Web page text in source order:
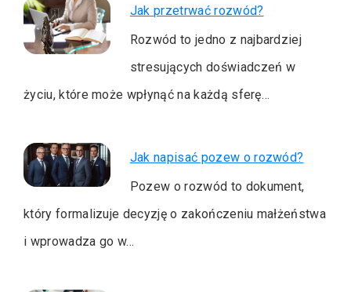
Jak przetrwać rozwód?
Rozwód to jedno z najbardziej
stresujących doświadczeń w
życiu, które może wpłynąć na każdą sferę…
Jak napisać pozew o rozwód?
Pozew o rozwód to dokument,
który formalizuje decyzję o zakończeniu małżeństwa
i wprowadza go w…